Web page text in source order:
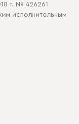
г. № 426261
исполнительным